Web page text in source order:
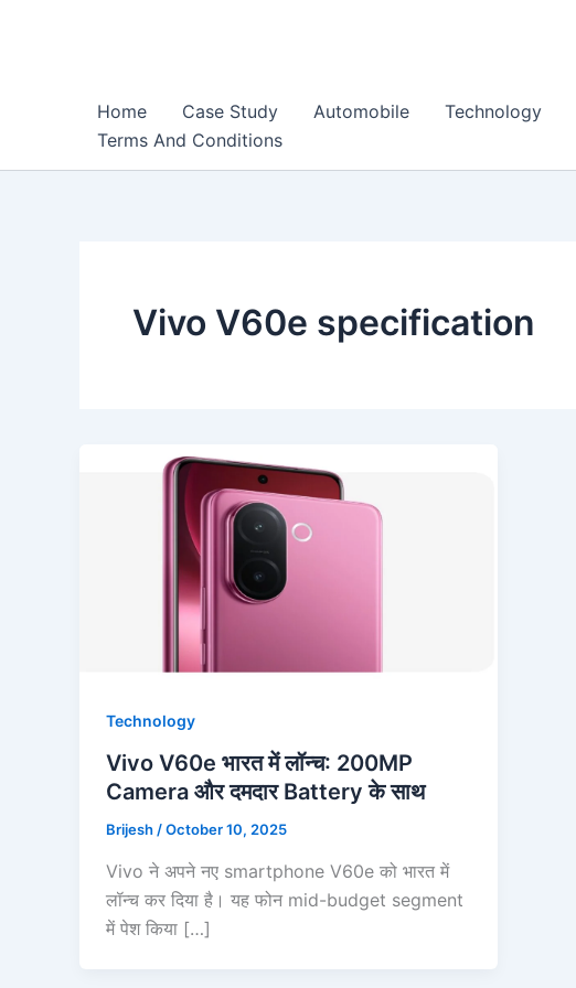
Home Case Study Automobile Technology
Terms And Conditions
Vivo V60e specification
Technology
Vivo V60e भारत में लॉन्च: 200MP
Camera और दमदार Battery के साथ
Brijesh /October 10, 2025
Vivo ने अपने नए smartphone V60e को भारत में
लॉन्च कर दिया है। यह फोन mid-budget segment
में पेश किया […]